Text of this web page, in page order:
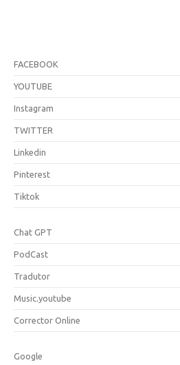
FACEBOOK
YOUTUBE
Instagram
TWITTER
Linkedin
Pinterest
Tiktok
Chat GPT
PodCast
Tradutor
Music.youtube
Corrector Online
Google